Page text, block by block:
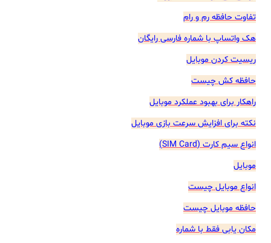
تفاوت حافظه رم و رام
هک واتساپ با شماره فارسی رایگان
ریسیت کردن موبایل
حافظه کش چیست
راهکار برای بهبود عملکرد موبایل
نکته برای افزایش سرعت بازی موبایل
انواع سیم کارت (SIM Card)
موبایل
انواع موبایل چیست
حافظه موبایل چیست
مکان یابی فقط با شماره